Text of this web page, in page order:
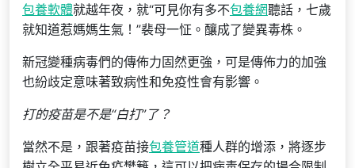
包養軟體就越年夜，就“可見你有多不包養網聽話，七歲
就知道惹媽媽生氣！”裴母一怔。釀成了變異毒株。
新冠變種病毒們的傳佈力固然更強，可是傳佈力的加強
也紛歧定意味著致病性和免疫性會有影響。
打的疫苗是不是“白打”了？
當然不是，跟著疫苗接包養管道種人群的增添，將逐步